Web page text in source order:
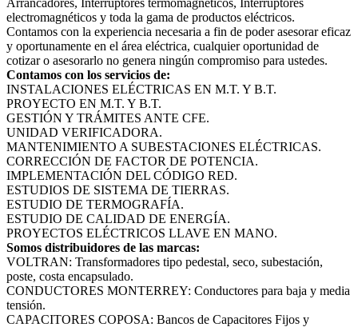
electromagnéticos y toda la gama de productos eléctricos.
Contamos con la experiencia necesaria a fin de poder asesorar eficaz
y oportunamente en el área eléctrica, cualquier oportunidad de
cotizar o asesorarlo no genera ningún compromiso para ustedes.
Contamos con los servicios de:
INSTALACIONES ELÉCTRICAS EN M.T. Y B.T.
PROYECTO EN M.T. Y B.T.
GESTIÓN Y TRÁMITES ANTE CFE.
UNIDAD VERIFICADORA.
MANTENIMIENTO A SUBESTACIONES ELÉCTRICAS.
CORRECCIÓN DE FACTOR DE POTENCIA.
IMPLEMENTACIÓN DEL CÓDIGO RED.
ESTUDIOS DE SISTEMA DE TIERRAS.
ESTUDIO DE TERMOGRAFÍA.
ESTUDIO DE CALIDAD DE ENERGÍA.
PROYECTOS ELÉCTRICOS LLAVE EN MANO.
Somos distribuidores de las marcas:
VOLTRAN: Transformadores tipo pedestal, seco, subestación,
poste, costa encapsulado.
CONDUCTORES MONTERREY: Conductores para baja y media
tensión.
CAPACITORES COPOSA: Bancos de Capacitores Fijos y